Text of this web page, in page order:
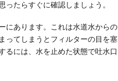
たらすぐに確認しましょう。
にあります。これは水道水からの
ってしまうとフィルターの目を塞
るには、水を止めた状態で吐水口